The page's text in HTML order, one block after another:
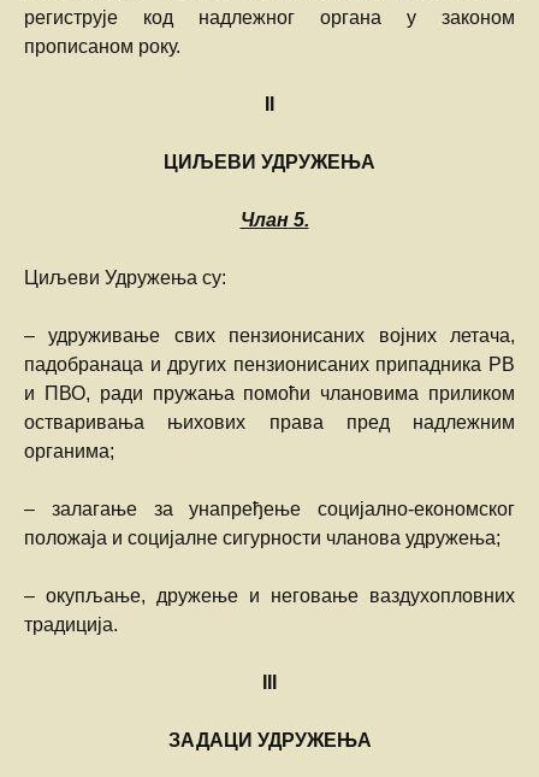
региструје код надлежног органа у законом
прописаном року.
ЦИЉЕВИ УДРУЖЕЊА
Члан5.
Циљеви Удружења су:
– удруживање свих пензионисаних војних летача,
падобранаца и других пензионисаних припадника РВ
и ПВО, ради пружања помоћи члановима приликом
остваривања њихових права пред надлежним
органима;
– залагање за унапређење социјално-економског
положаја и социјалне сигурности чланова удружења;
– окупљање, дружење и неговање ваздухопловних
традиција.
ЗАДАЦИ УДРУЖЕЊА